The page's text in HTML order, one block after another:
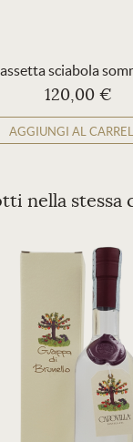
sciabola
120,00 €
AGGIUNGI AL
nella stessa